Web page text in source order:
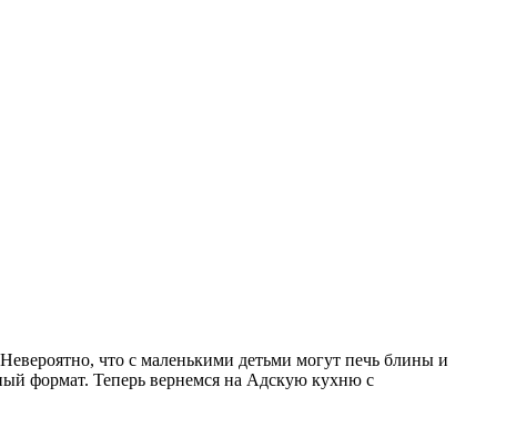
что с маленькими детьми могут печь блины и
формат. Теперь вернемся на Адскую кухню с